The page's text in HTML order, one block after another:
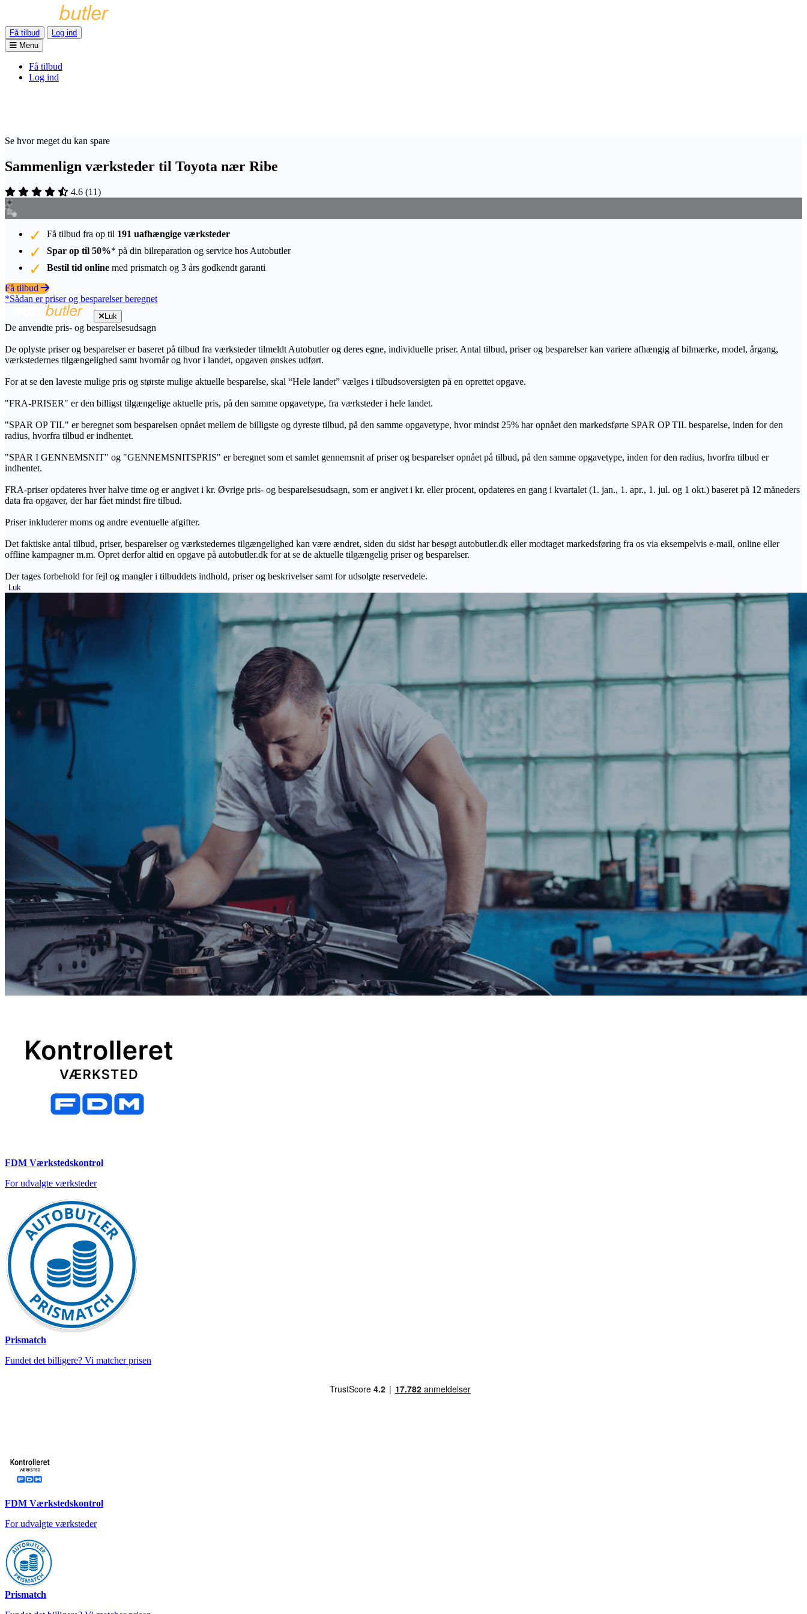
Få tilbud
Log ind
Menu
Få tilbud
Log ind
Se hvor meget du kan spare
Sammenlign værksteder til Toyota nær Ribe
4.6 (11)
Få tilbud fra op til 191 uafhængige værksteder
Spar op til 50%* på din bilreparation og service hos Autobutler
Bestil tid online med prismatch og 3 års godkendt garanti
Få tilbud
*Sådan er priser og besparelser beregnet
Luk
De anvendte pris- og besparelsesudsagn
De oplyste priser og besparelser er baseret på tilbud fra værksteder tilmeldt Autobutler og deres egne, individuelle priser. Antal tilbud, priser og besparelser kan variere afhængig af bilmærke, model, årgang,
værkstedernes tilgængelighed samt hvornår og hvor i landet, opgaven ønskes udført.
For at se den laveste mulige pris og største mulige aktuelle besparelse, skal “Hele landet” vælges i tilbudsoversigten på en oprettet opgave.
"FRA-PRISER" er den billigst tilgængelige aktuelle pris, på den samme opgavetype, fra værksteder i hele landet.
"SPAR OP TIL" er beregnet som besparelsen opnået mellem de billigste og dyreste tilbud, på den samme opgavetype, hvor mindst 25% har opnået den markedsførte SPAR OP TIL besparelse, inden for den
radius, hvorfra tilbud er indhentet.
"SPAR I GENNEMSNIT" og "GENNEMSNITSPRIS" er beregnet som et samlet gennemsnit af priser og besparelser opnået på tilbud, på den samme opgavetype, inden for den radius, hvorfra tilbud er
indhentet.
FRA-priser opdateres hver halve time og er angivet i kr. Øvrige pris- og besparelsesudsagn, som er angivet i kr. eller procent, opdateres en gang i kvartalet (1. jan., 1. apr., 1. jul. og 1 okt.) baseret på 12 måneders
data fra opgaver, der har fået mindst fire tilbud.
Priser inkluderer moms og andre eventuelle afgifter.
Det faktiske antal tilbud, priser, besparelser og værkstedernes tilgængelighed kan være ændret, siden du sidst har besøgt autobutler.dk eller modtaget markedsføring fra os via eksempelvis e-mail, online eller
offline kampagner m.m. Opret derfor altid en opgave på autobutler.dk for at se de aktuelle tilgængelig priser og besparelser.
Der tages forbehold for fejl og mangler i tilbuddets indhold, priser og beskrivelser samt for udsolgte reservedele.
Luk
FDM Værkstedskontrol
For udvalgte værksteder
Prismatch
Fundet det billigere? Vi matcher prisen
FDM Værkstedskontrol
For udvalgte værksteder
Prismatch